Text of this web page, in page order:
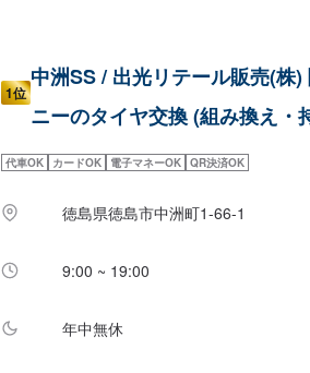
1位
中洲SS / 出光リテール販売(株)
ニーのタイヤ交換 (組み換え・
代車OK カードOK 電子マネーOK QR決済OK
徳島県徳島市中洲町1-66-1
9:00 ~ 19:00
年中無休